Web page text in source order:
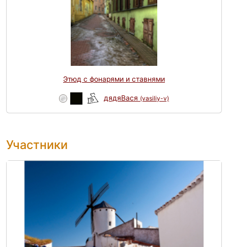
Этюд с фонарями и ставнями
дядяВася (vasiliy-v)
Участники